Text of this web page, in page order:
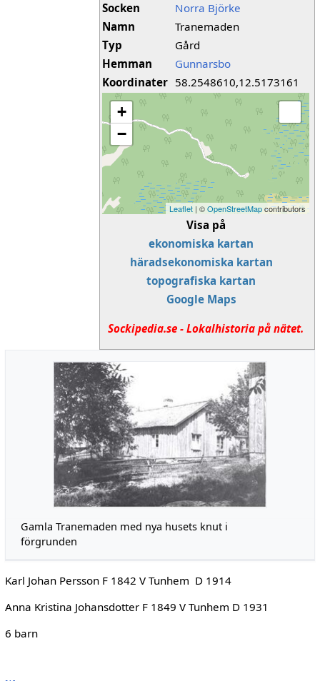
Socken
Norra Björke
Namn
Tranemaden
Typ
Gård
Hemman
Gunnarsbo
Koordinater 58.2548610,12.5173161
+
−
Leaflet | ©OpenStreetMapcontributors
Visa på
ekonomiska kartan
häradsekonomiska kartan
topografiska kartan
Google Maps
Sockipedia.se - Lokalhistoria på nätet.
Gamla Tranemaden med nya husets knut i
förgrunden
Karl Johan Persson F 1842 V Tunhem D 1914
Anna Kristina Johansdotter F 1849 V Tunhem D 1931
6 barn